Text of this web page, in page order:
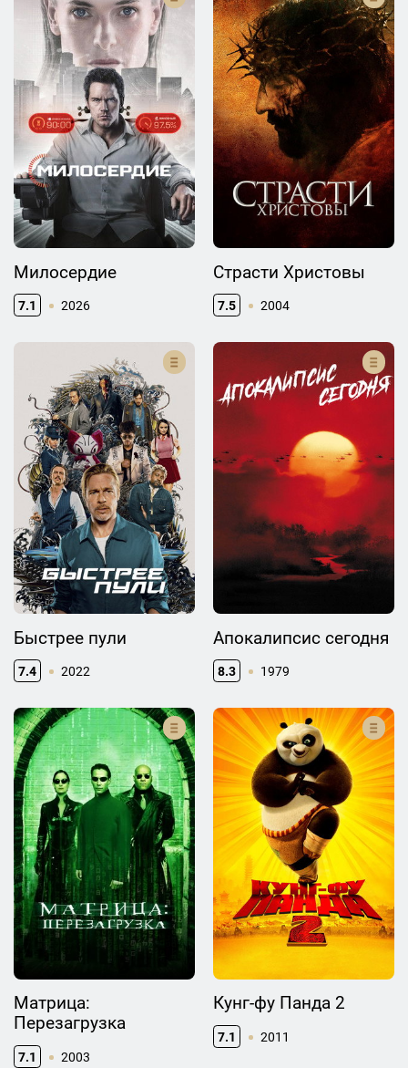
Милосердие
7.1 2026
Страсти Христовы
7.5 2004
Быстрее пули
7.4 2022
Апокалипсис сегодня
8.3 1979
Матрица:
Перезагрузка
7.1 2003
Кунг-фу Панда 2
7.1 2011